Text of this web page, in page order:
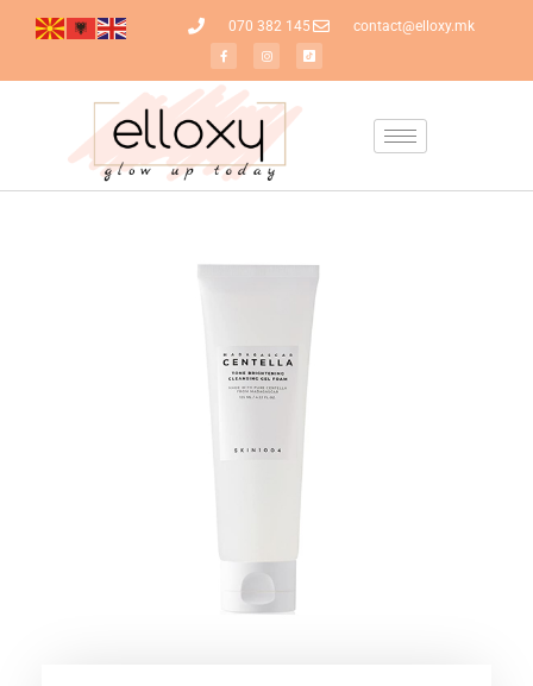
070 382 145 contact@elloxy.mk